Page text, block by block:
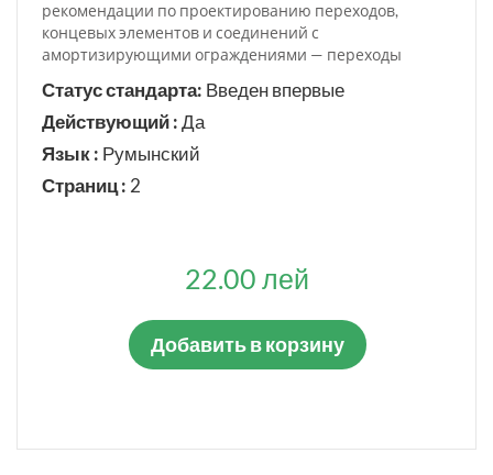
ПО КЛАСИФИКАЦИИ
Искать по класификации ICS
ТИП СТАНДАРТА
Гармонизированные стандарты
Взамен
рекомендации по проектированию переходов,
концевых элементов и соединений с
амортизирующими ограждениями — переходы
Статус стандарта: Введен впервые
Действующий :Да
Язык : Румынский
Страниц : 2
22.00 лей
Добавить в корзину